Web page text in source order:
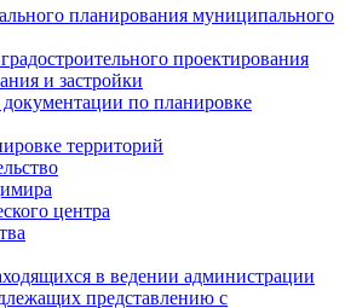
планирования муниципального
проектирования
и застройки
по планировке
территорий
центра
в ведении администрации
представлению с